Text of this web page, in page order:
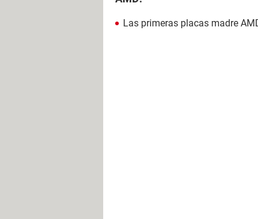
Las primeras placas madre